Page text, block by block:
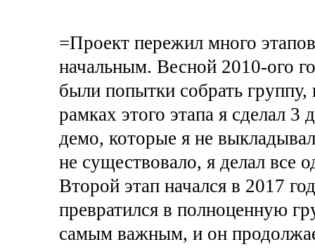
=Проект пережил много
начальным. Весной 2010-ого
были попытки собрать
рамках этого этапа я сделал
демо, которые я не
не существовало, я делал все
Второй этап начался в 2017
превратился в полноценную
самым важным, и он